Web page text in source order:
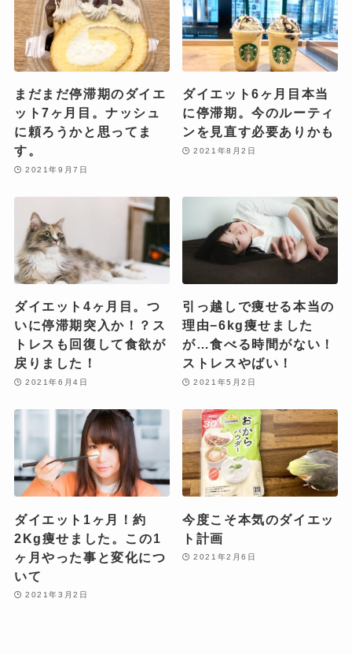
まだまだ停滞期のダイエ
ット7ヶ月目。ナッシュ
に頼ろうかと思ってま
す。
2021年9月7日
ダイエット6ヶ月目本当
に停滞期。今のルーティ
ンを見直す必要ありかも
2021年8月2日
ダイエット4ヶ月目。つ
いに停滞期突入か！？ス
トレスも回復して食欲が
戻りました！
2021年6月4日
引っ越しで痩せる本当の
理由−6kg痩せました
が…食べる時間がない！
ストレスやばい！
2021年5月2日
ダイエット1ヶ月！約
2Kg痩せました。この1
ヶ月やった事と変化につ
いて
2021年3月2日
今度こそ本気のダイエッ
ト計画
2021年2月6日